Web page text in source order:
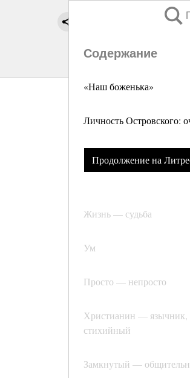
Содержание
«Наш боженька»
Личность Островского:
Продолжение на
Жизнь — судьба
Ум
Просто — непросто
Христианин —
стихийный
Замкнутый —